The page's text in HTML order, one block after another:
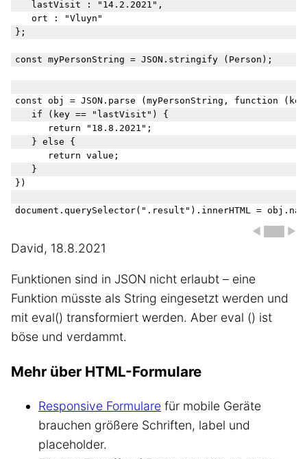
};
const myPersonString = JSON.stringify (Person);
const obj = JSON.parse (myPersonString, function
})
◀ ███ ▶
David, 18.8.2021
Funktionen sind in JSON nicht erlaubt – eine
Funktion müsste als String eingesetzt werden und
mit eval() transformiert werden. Aber eval () ist
böse und verdammt.
Mehr über HTML-Formulare
Responsive Formulare für mobile Geräte
brauchen größere Schriften, label und
placeholder.